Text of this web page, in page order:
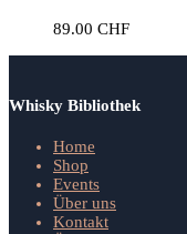
89.00 CHF
Whisky Bibliothek
Home
Shop
Events
Über uns
Kontakt